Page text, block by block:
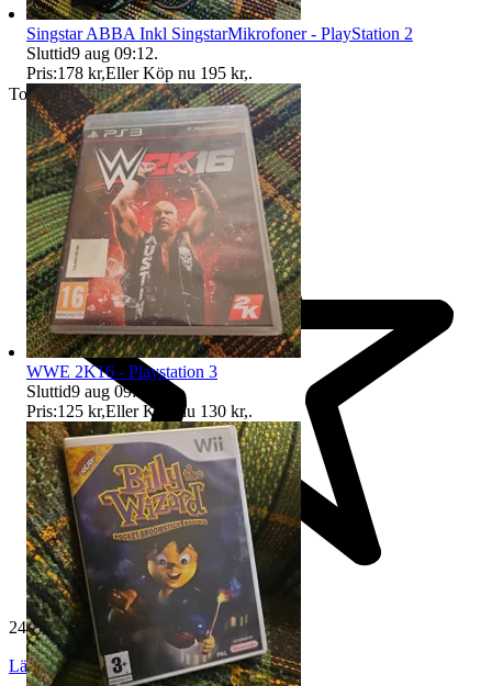
Toppsäljare
24 481 omdömen
Läs omdömen Följ
Singstar ABBA Inkl SingstarMikrofoner - PlayStation 2
Sluttid9 aug 09:12.
Pris:178 kr,Eller Köp nu 195 kr,.
WWE 2K16 - Playstation 3
Sluttid9 aug 09:13
Pris:125 kr,Eller Köp nu 130 kr,.